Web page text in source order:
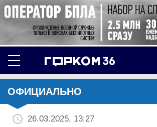
ОФИЦИАЛЬНО
26.03.2025, 13:27